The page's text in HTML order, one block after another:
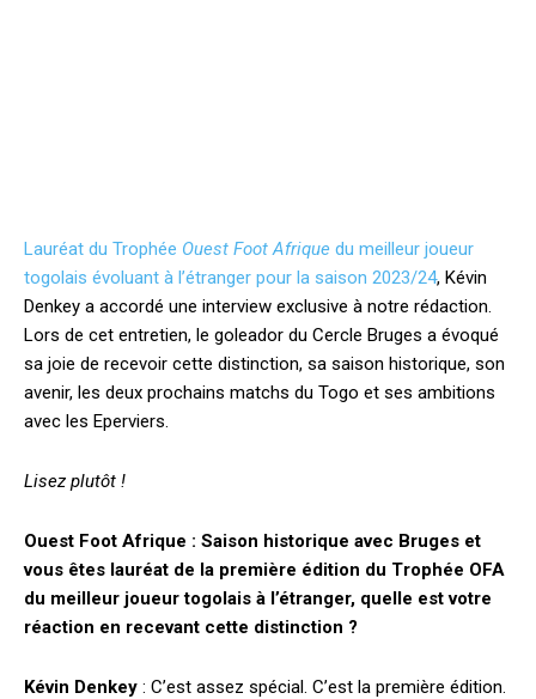
Lauréat du Trophée Ouest Foot Afrique du meilleur joueur
togolais évoluant à l’étranger pour la saison 2023/24, Kévin
Denkey a accordé une interview exclusive à notre rédaction.
Lors de cet entretien, le goleador du Cercle Bruges a évoqué
sa joie de recevoir cette distinction, sa saison historique, son
avenir, les deux prochains matchs du Togo et ses ambitions
avec les Eperviers.
Lisez plutôt !
Ouest Foot Afrique : Saison historique avec Bruges et
vous êtes lauréat de la première édition du Trophée OFA
du meilleur joueur togolais à l’étranger, quelle est votre
réaction en recevant cette distinction ?
Kévin Denkey : C’est assez spécial. C’est la première édition.